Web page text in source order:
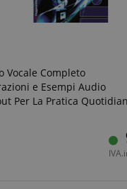
Vocale Completo
e Esempi Audio
Per La Pratica
Da Scaricare